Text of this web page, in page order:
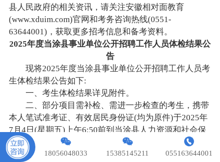
18056048033 15385145211 055163644001
县人民政府的相关资讯，请关注安徽相对面教育
(www.xduim.com)官网和考务咨询热线(0551-
63644001)，获取更多招考信息和备考资料。
2025年度当涂县事业单位公开招聘工作人员体检结果公
告
现将2025年度当涂县事业单位公开招聘工作人员考
生体检结果公告如下:
一、考生体检结果详见附件。
二、部分项目需补检、需进一步检查的考生，携带
本人笔试准考证、有效居民身份证(均为原件)于2025年
7月4日(星期五)上午6:50前到当涂县人力资源和社会保
障局北楼一楼大厅(当涂县姑孰镇黄池路中段)集中前往
体检医院。逾期未到视为自动放弃体检资格。